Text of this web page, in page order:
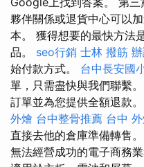
夥伴關係或退貨中心可以
本。 獲得想要的最快方法
品。 seo行銷 士林 撥筋
始付款方式。 台中長安國
單，只需盡快與我們聯繫。
訂單並為您提供全額退款。
外燴 台中整骨推薦 台中
直接去他的倉庫準備轉售。
無法經營成功的電子商務